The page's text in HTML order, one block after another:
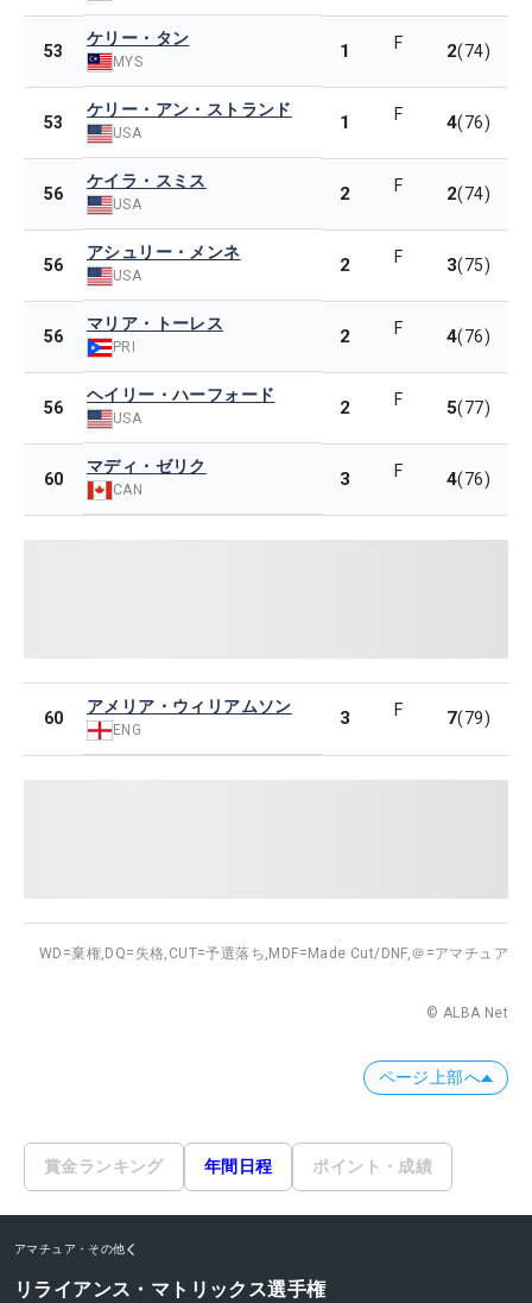
53
ケリー・タン
MYS 1 F 2(74)
53
ケリー・アン・ストランド
USA 1 F 4(76)
56
ケイラ・スミス
USA 2 F 2(74)
56
アシュリー・メンネ
USA 2 F 3(75)
56
マリア・トーレス
PRI 2 F 4(76)
56
ヘイリー・ハーフォード
USA 2 F 5(77)
60
マディ・ゼリク
CAN 3 F 4(76)
60
アメリア・ウィリアムソン
ENG
3 F 7(79)
WD=棄権, DQ=失格, CUT=予選落ち, MDF=Made Cut/DNF,＠=アマチュア
© ALBA Net
ページ上部へ
賞金ランキング 年間日程 ポイント・成績
アマチュア・その他
リライアンス・マトリックス選手権